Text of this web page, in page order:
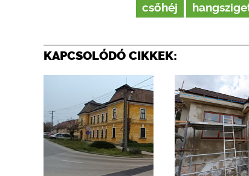
csőhéj
KAPCSOLÓDÓ CIKKEK: